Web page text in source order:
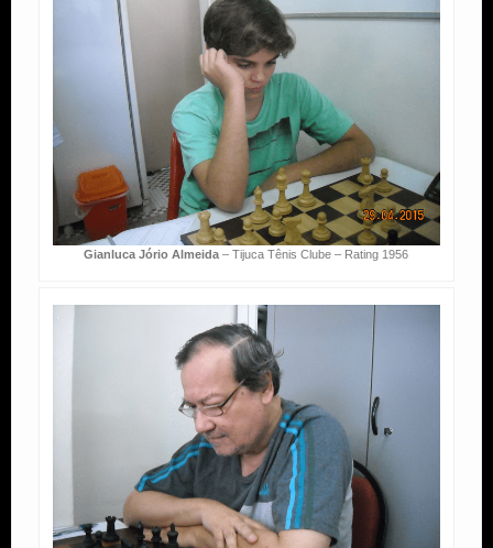
Gianluca Jório Almeida – Tijuca Tênis Clube – Rating 1956